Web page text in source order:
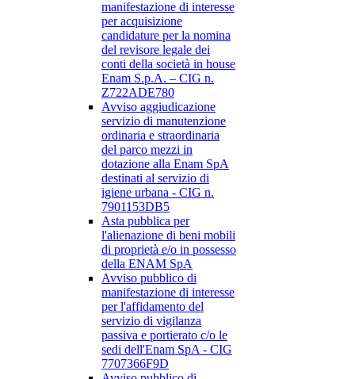
manifestazione di interesse
per acquisizione
candidature per la nomina
del revisore legale dei
conti della società in house
Enam S.p.A. – CIG n.
Z722ADE780
Avviso aggiudicazione
servizio di manutenzione
ordinaria e straordinaria
del parco mezzi in
dotazione alla Enam SpA
destinati al servizio di
igiene urbana - CIG n.
7901153DB5
Asta pubblica per
l'alienazione di beni mobili
di proprietà e/o in possesso
della ENAM SpA
Avviso pubblico di
manifestazione di interesse
per l'affidamento del
servizio di vigilanza
passiva e portierato c/o le
sedi dell'Enam SpA - CIG
7707366F9D